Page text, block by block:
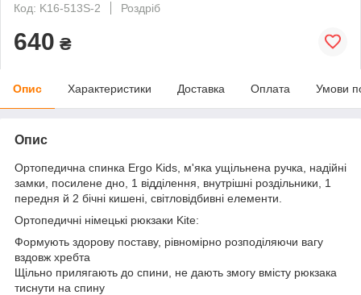
Код: K16-513S-2
Роздріб
640 ₴
Опис Характеристики Доставка Оплата Умови
Опис
Ортопедична спинка Ergo Kids, м'яка ущільнена ручка, надійні
замки, посилене дно, 1 відділення, внутрішні роздільники, 1
передня й 2 бічні кишені, світловідбивні елементи.
Ортопедичні німецькі рюкзаки Kite:
Формують здорову поставу, рівномірно розподіляючи вагу
вздовж хребта
Щільно прилягають до спини, не дають змогу вмісту рюкзака
тиснути на спину